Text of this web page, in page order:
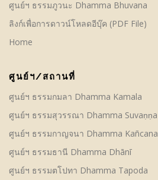
ศูนย์ฯ ธรรมภูวนะ Dhamma Bhuvana
ลิงก์เพื่อการดาวน์โหลดอีบุ๊ค (PDF File)
Home
ศูนย์ฯ/สถานที่
ศูนย์ฯ ธรรมกมลา Dhamma Kamala
ศูนย์ฯ ธรรมสุวรรณา Dhamma Suvaṇṇa
ศูนย์ฯ ธรรมกาญจนา Dhamma Kañcana
ศูนย์ฯ ธรรมธานี Dhamma Dhānī
ศูนย์ฯ ธรรมตโปทา Dhamma Tapoda